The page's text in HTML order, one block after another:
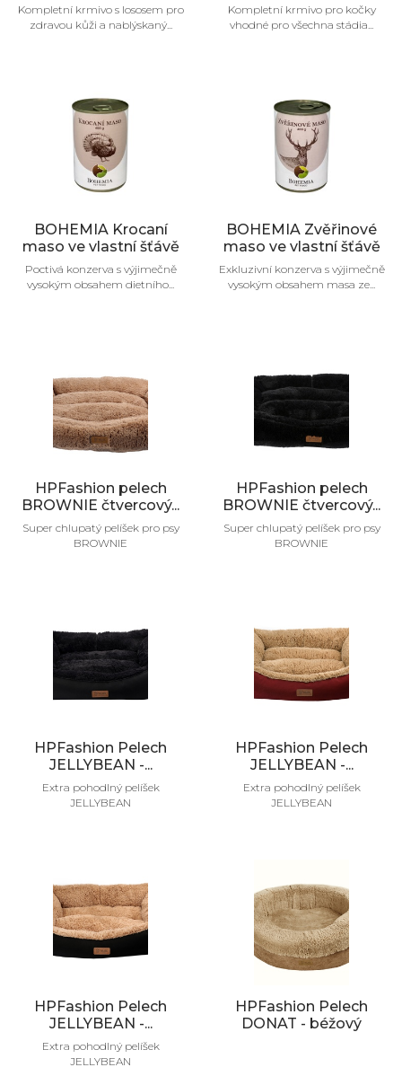
Kompletní krmivo s lososem pro
zdravou kůži a nablýskaný...
Kompletní krmivo pro kočky
vhodné pro všechna stádia...
BOHEMIA Krocaní
maso ve vlastní šťávě
Poctivá konzerva s výjimečně
vysokým obsahem dietního...
BOHEMIA Zvěřinové
maso ve vlastní šťávě
Exkluzivní konzerva s výjimečně
vysokým obsahem masa ze...
HPFashion pelech
BROWNIE čtvercový...
Super chlupatý pelíšek pro psy
BROWNIE
HPFashion pelech
BROWNIE čtvercový...
Super chlupatý pelíšek pro psy
BROWNIE
HPFashion Pelech
JELLYBEAN -...
Extra pohodlný pelíšek
JELLYBEAN
HPFashion Pelech
JELLYBEAN -...
Extra pohodlný pelíšek
JELLYBEAN
HPFashion Pelech
JELLYBEAN -...
Extra pohodlný pelíšek
JELLYBEAN
HPFashion Pelech
DONAT - béžový